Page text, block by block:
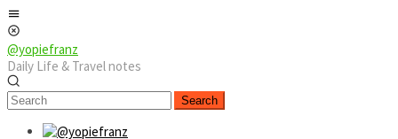
Skip
to
content
@yopiefranz
Daily Life & Travel notes
Search